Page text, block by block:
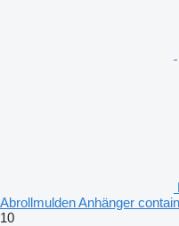
Abrollmulden Anhänger
10